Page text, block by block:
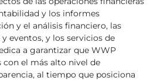
y los informes
y el análisis financiero, las
eventos, y los servicios de
a garantizar que WWP
el más alto nivel de
al tiempo que posiciona